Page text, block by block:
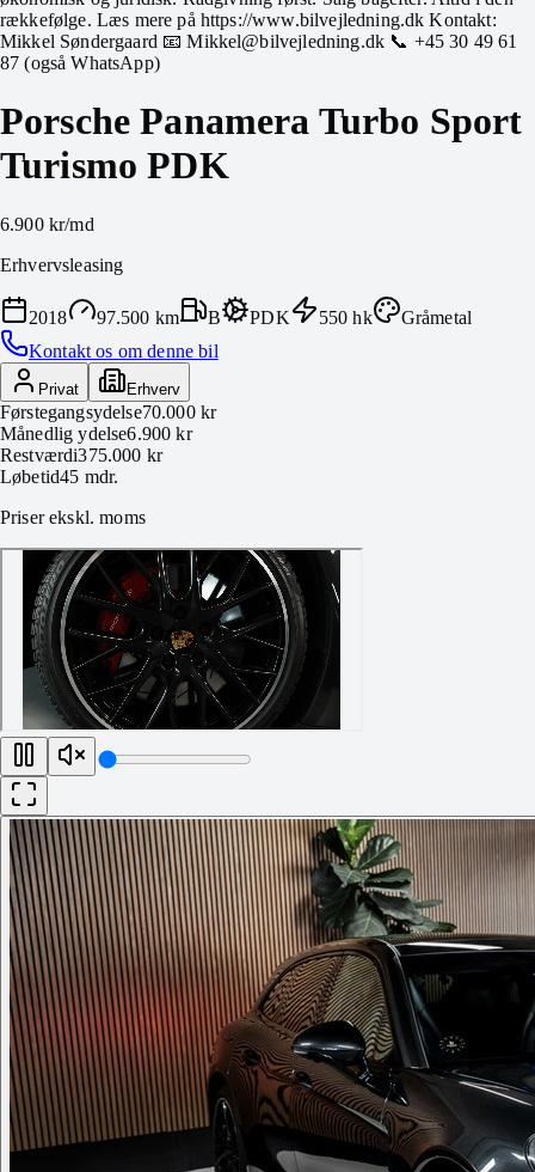
rækkefølge. Læs mere på https://www.bilvejledning.dk Kontakt:
Mikkel Søndergaard 📧 Mikkel@bilvejledning.dk 📞 +45 30 49 61
87 (også WhatsApp)
Porsche Panamera Turbo Sport
Turismo PDK
6.900 kr/md
Erhvervsleasing
2018 97.500 km B PDK 550 hk
Gråmetal
Kontakt os om denne bil
Privat Erhverv
Førstegangsydelse70.000 kr
Månedlig ydelse6.900 kr
Restværdi375.000 kr
Løbetid45 mdr.
Priser ekskl. moms